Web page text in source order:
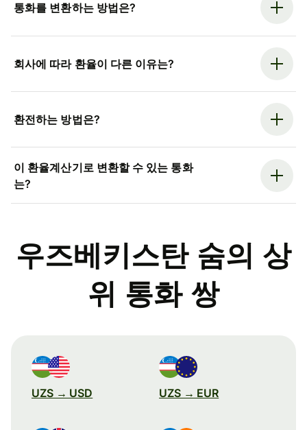
통화를 변환하는 방법은?
회사에 따라 환율이 다른 이유는?
환전하는 방법은?
이 환율계산기로 변환할 수 있는 통화
는?
우즈베키스탄 숨의 상
위 통화 쌍
UZS → USD UZS → EUR